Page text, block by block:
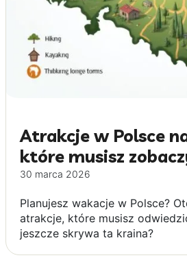
Atrakcje w Polsce
które musisz
30 marca 2026
Planujesz wakacje w Polsce?
atrakcje, które musisz
jeszcze skrywa ta kraina?